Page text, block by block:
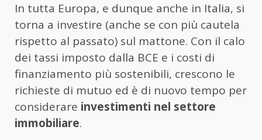
In tutta Europa, e dunque anche in Italia, si
torna a investire (anche se con più cautela
rispetto al passato) sul mattone. Con il calo
dei tassi imposto dalla BCE e i costi di
finanziamento più sostenibili, crescono le
richieste di mutuo ed è di nuovo tempo per
considerare investimenti nel settore
immobiliare.